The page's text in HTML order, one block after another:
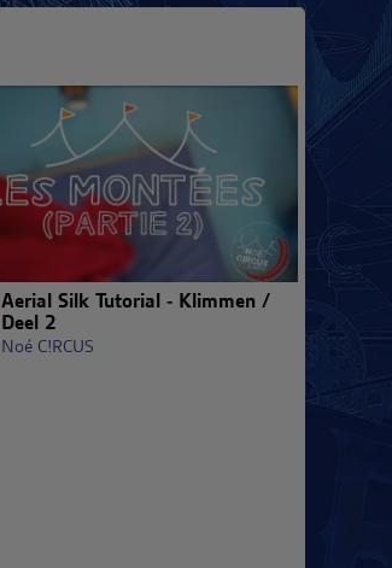
Aerial Silk Tutorial - Klimmen /
Deel 2
Noé C!RCUS